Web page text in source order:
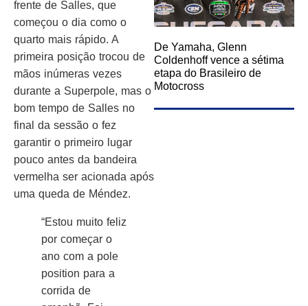
frente de Salles, que
começou o dia como o
quarto mais rápido. A
primeira posição trocou de
mãos inúmeras vezes
durante a Superpole, mas o
bom tempo de Salles no
final da sessão o fez
garantir o primeiro lugar
pouco antes da bandeira
vermelha ser acionada após
uma queda de Méndez.
“Estou muito feliz
por começar o
ano com a pole
position para a
corrida de
De Yamaha, Glenn
Coldenhoff vence a sétima
etapa do Brasileiro de
Motocross